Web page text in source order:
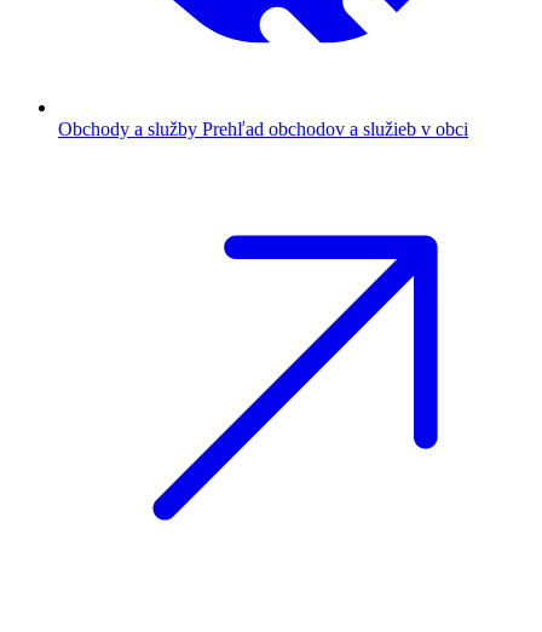
Obchody a služby Prehľad obchodov a služieb v obci